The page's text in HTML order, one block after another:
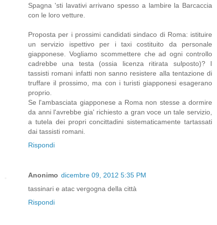
Spagna 'sti lavativi arrivano spesso a lambire la Barcaccia
con le loro vetture.
Proposta per i prossimi candidati sindaco di Roma: istituire
un servizio ispettivo per i taxi costituito da personale
giapponese. Vogliamo scommettere che ad ogni controllo
cadrebbe una testa (ossia licenza ritirata sulposto)? I
tassisti romani infatti non sanno resistere alla tentazione di
truffare il prossimo, ma con i turisti giapponesi esagerano
proprio.
Se l'ambasciata giapponese a Roma non stesse a dormire
da anni l'avrebbe gia' richiesto a gran voce un tale servizio,
a tutela dei propri concittadini sistematicamente tartassati
dai tassisti romani.
Rispondi
Anonimo dicembre 09, 2012 5:35 PM
tassinari e atac vergogna della città
Rispondi